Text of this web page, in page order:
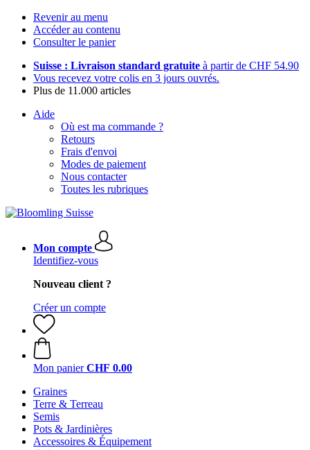
Revenir au menu
Accéder au contenu
Consulter le panier
Suisse : Livraison standard gratuite à partir de CHF 54.90
Vous recevez votre colis en 3 jours ouvrés.
Plus de 11.000 articles
Aide
Où est ma commande ?
Retours
Frais d'envoi
Modes de paiement
Nous contacter
Toutes les rubriques
Mon compte
Identifiez-vous
Nouveau client ?
Créer un compte
Mon panier CHF 0.00
Graines
Terre & Terreau
Semis
Pots & Jardinières
Accessoires & Équipement